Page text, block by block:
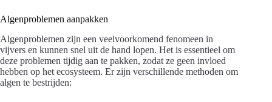
Algenproblemen aanpakken
Algenproblemen zijn een veelvoorkomend fenomeen in
vijvers en kunnen snel uit de hand lopen. Het is essentieel om
deze problemen tijdig aan te pakken, zodat ze geen invloed
hebben op het ecosysteem. Er zijn verschillende methoden om
algen te bestrijden: